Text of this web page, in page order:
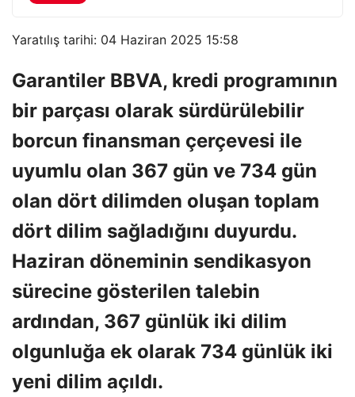
Yaratılış tarihi: 04 Haziran 2025 15:58
Garantiler BBVA, kredi programının
bir parçası olarak sürdürülebilir
borcun finansman çerçevesi ile
uyumlu olan 367 gün ve 734 gün
olan dört dilimden oluşan toplam
dört dilim sağladığını duyurdu.
Haziran döneminin sendikasyon
sürecine gösterilen talebin
ardından, 367 günlük iki dilim
olgunluğa ek olarak 734 günlük iki
yeni dilim açıldı.